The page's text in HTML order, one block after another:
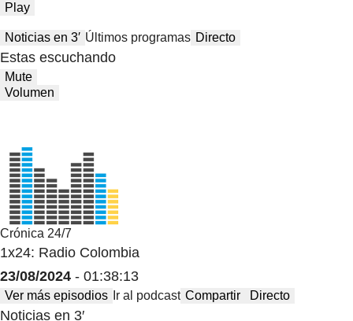
Play
Noticias en 3′ Últimos programas Directo
Estas escuchando
Mute
Volumen
Crónica 24/7
1x24: Radio Colombia
23/08/2024 - 01:38:13
Ver más episodios Ir al podcast Compartir Directo
Noticias en 3′